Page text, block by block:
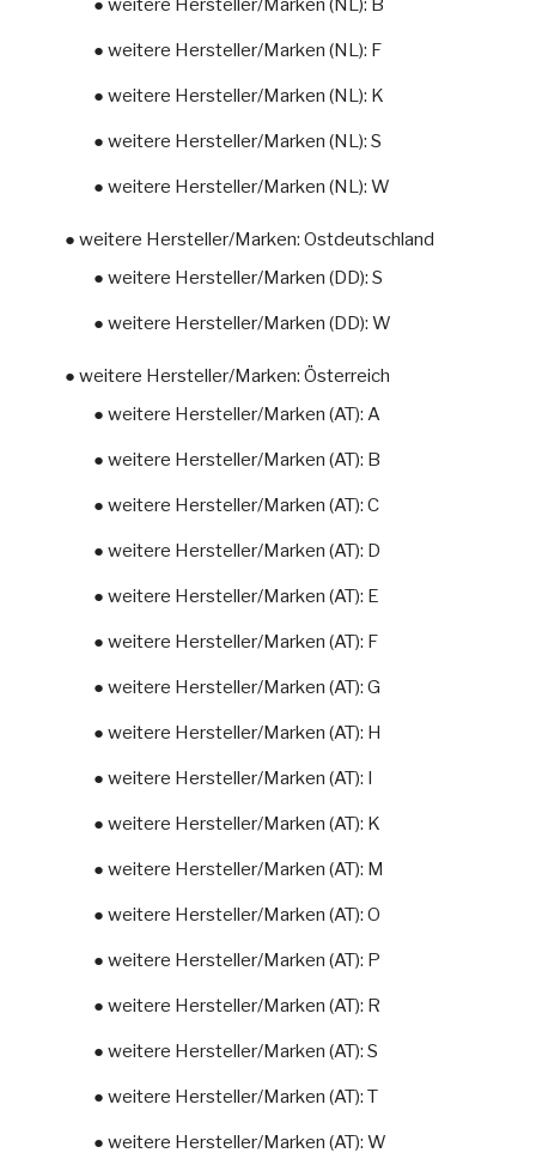
● weitere Hersteller/Marken (NL): B
● weitere Hersteller/Marken (NL): F
● weitere Hersteller/Marken (NL): K
● weitere Hersteller/Marken (NL): S
● weitere Hersteller/Marken (NL): W
● weitere Hersteller/Marken: Ostdeutschland
● weitere Hersteller/Marken (DD): S
● weitere Hersteller/Marken (DD): W
● weitere Hersteller/Marken: Österreich
● weitere Hersteller/Marken (AT): A
● weitere Hersteller/Marken (AT): B
● weitere Hersteller/Marken (AT): C
● weitere Hersteller/Marken (AT): D
● weitere Hersteller/Marken (AT): E
● weitere Hersteller/Marken (AT): F
● weitere Hersteller/Marken (AT): G
● weitere Hersteller/Marken (AT): H
● weitere Hersteller/Marken (AT): I
● weitere Hersteller/Marken (AT): K
● weitere Hersteller/Marken (AT): M
● weitere Hersteller/Marken (AT): O
● weitere Hersteller/Marken (AT): P
● weitere Hersteller/Marken (AT): R
● weitere Hersteller/Marken (AT): S
● weitere Hersteller/Marken (AT): T
● weitere Hersteller/Marken (AT): W